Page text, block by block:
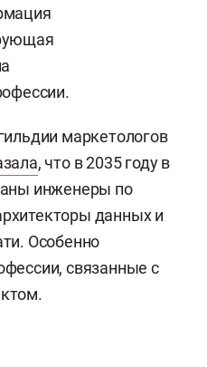
маркетологов
, что в 2035 году в
инженеры по
данных и
Особенно
связанные с